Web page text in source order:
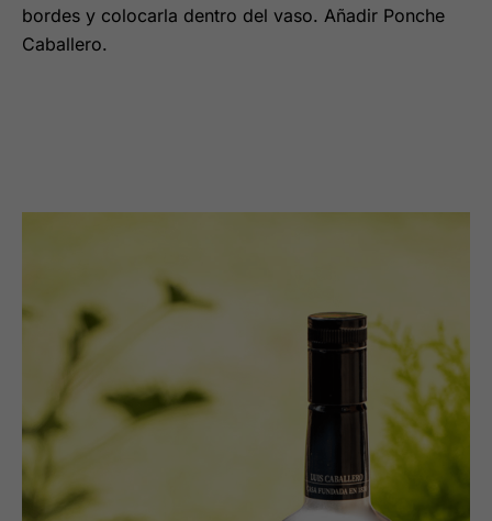
bordes y colocarla dentro del vaso. Añadir Ponche
Caballero.